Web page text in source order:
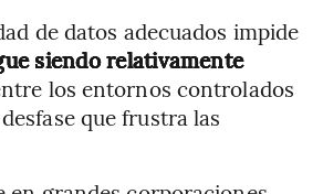
de datos adecuados impide
siendo relativamente
los entornos controlados
que frustra las